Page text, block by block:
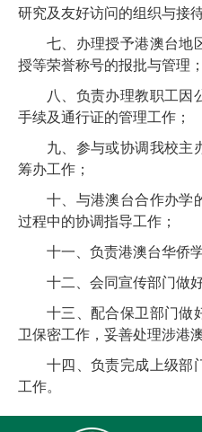
研究及友好访问的组织与接
七、办理授予港澳台地
授等荣誉称号的报批与管理；
八、负责办理教职工因
手续及通行证的管理工作；
九、参与或协调我校主
筹办工作；
十、与港澳台合作办学
过程中的协调指导工作；
十一、负责港澳台华侨
十二、会同宣传部门做
十三、配合保卫部门做
卫保密工作，妥善处理涉港
十四、负责完成上级部
工作。